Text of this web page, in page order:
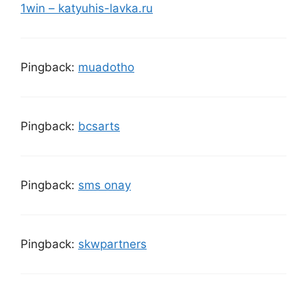
1win – katyuhis-lavka.ru
Pingback: muadotho
Pingback: bcsarts
Pingback: sms onay
Pingback: skwpartners